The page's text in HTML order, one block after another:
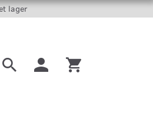
lager